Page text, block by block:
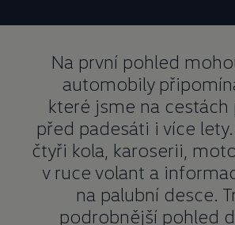
Na první pohled
automobily
které jsme na cestách
před padesáti i více
čtyři kola, karoserii,
v ruce volant a
na palubní desce.
podrobnější pohled